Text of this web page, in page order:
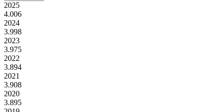
2025
4.006
2024
3.998
2023
3.975
2022
3.894
2021
3.908
2020
3.895